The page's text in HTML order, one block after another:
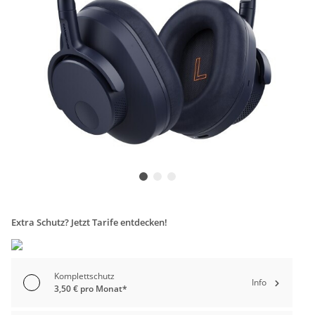
Extra Schutz? Jetzt Tarife entdecken!
Komplettschutz
3,50 € pro Monat*
Info